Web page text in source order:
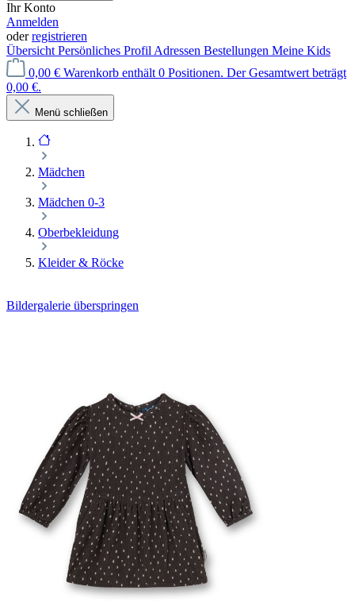
Ihr Konto
Anmelden
oderregistrieren
Übersicht Persönliches Profil Adressen Bestellungen Meine Kids
0,00 € Warenkorb enthält 0 Positionen. Der Gesamtwert beträgt
0,00 €.
Menü schließen
Mädchen
Mädchen 0-3
Oberbekleidung
Kleider & Röcke
Bildergalerie überspringen